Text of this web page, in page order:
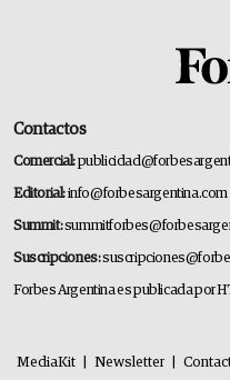
Contactos
Comercial:
Editorial:info@forbesargentina.com
Summit:
Suscripciones:
Forbes Argentina es publicada por
MediaKit Newsletter